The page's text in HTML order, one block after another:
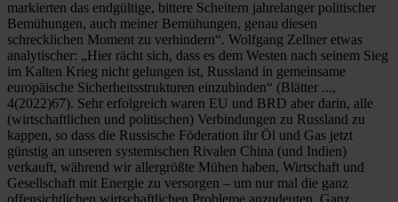
markierten das endgültige, bittere Scheitern jahrelanger politischer
Bemühungen, auch meiner Bemühungen, genau diesen
schrecklichen Moment zu verhindern“. Wolfgang Zellner etwas
analytischer: „Hier rächt sich, dass es dem Westen nach seinem Sieg
im Kalten Krieg nicht gelungen ist, Russland in gemeinsame
europäische Sicherheitsstrukturen einzubinden“ (Blätter ...,
4(2022)67). Sehr erfolgreich waren EU und BRD aber darin, alle
(wirtschaftlichen und politischen) Verbindungen zu Russland zu
kappen, so dass die Russische Föderation ihr Öl und Gas jetzt
günstig an unseren systemischen Rivalen China (und Indien)
verkauft, während wir allergrößte Mühen haben, Wirtschaft und
Gesellschaft mit Energie zu versorgen – um nur mal die ganz
offensichtlichen wirtschaftlichen Probleme anzudeuten. Ganz